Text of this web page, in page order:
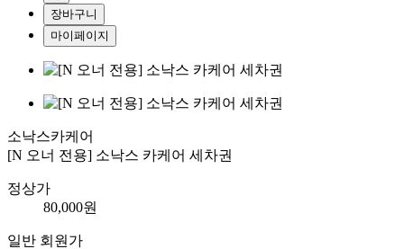
장바구니
마이페이지
소낙스카케어
[N 오너 전용] 소낙스 카케어 세차권
정상가
80,000원
일반 회원가